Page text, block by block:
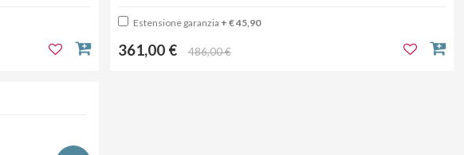
Estensione garanzia + € 45,90
361,00 € 486,00 €